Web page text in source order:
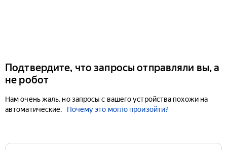
Подтвердите, что запросы отправляли вы, а
не робот
Нам очень жаль, но запросы с вашего устройства похожи на
автоматические.
Почему это могло произойти?